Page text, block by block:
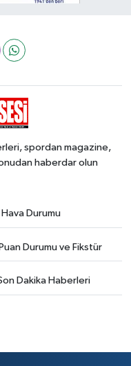
spordan magazine,
haberdar olun
Hava Durumu
Durumu ve Fikstür
Dakika Haberleri